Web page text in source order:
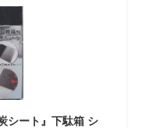
シート』下駄箱 シ